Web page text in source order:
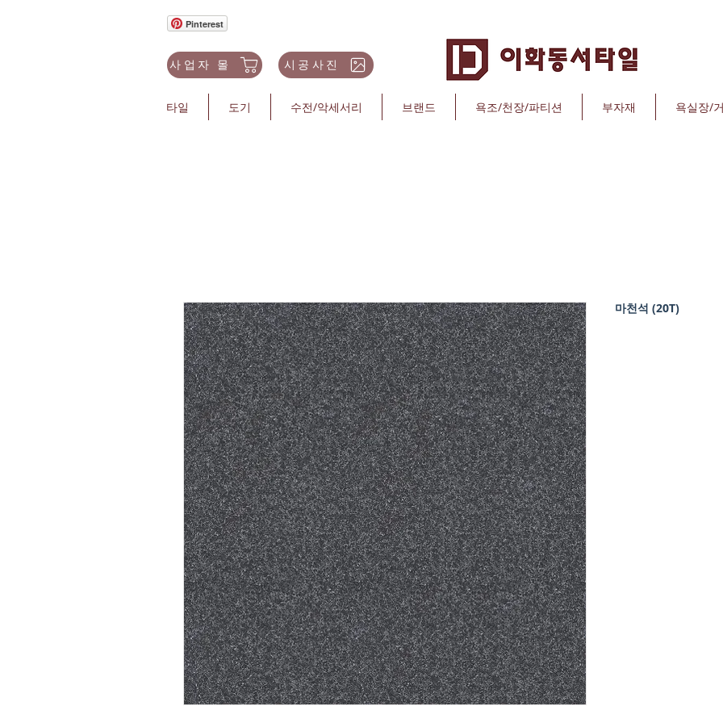
Pinterest
사업자 몰 시공사진
타일 도기 수전/악세서리 브랜드 욕조/천장/파티션 부자재 욕실장/
마천석 (20T)